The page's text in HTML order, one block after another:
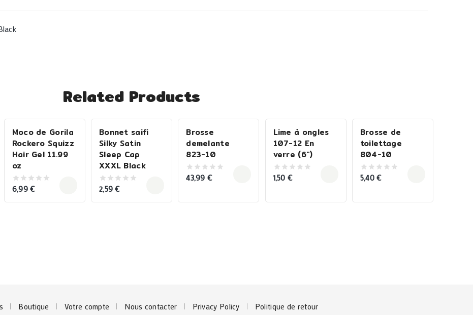
Related Products
Moco de Gorila
Rockero Squizz
Hair Gel 11.99
oz
0
of
6,99€
Bonnet saifi
Silky Satin
Sleep Cap
XXXL Black
0
of
2,59€
Brosse
demelante
823-10
0
43,99€
Lime à ongles
107-12 En
verre (6″)
0
1,50€
Brosse de
toilettage
804-10
0
5,40€
Boutique Votre compte Nous contacter Privacy Policy Politique de retour